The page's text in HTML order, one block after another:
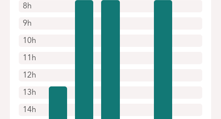
8h
9h
10h
11h
12h
13h
14h